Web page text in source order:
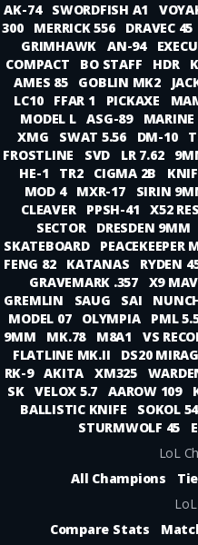
AK-74 SWORDFISH A1
300
MERRICK 556 DRAVEC 45
GRIMHAWK
AN-94
COMPACT
BO STAFF HDR
AMES 85
GOBLIN MK2
LC10
FFAR 1 PICKAXE
MODEL L ASG-89 MARINE
XMG
SWAT 5.56 DM-10
FROSTLINE
SVD LR 7.62
HE-1
TR2 CIGMA 2B
MOD 4 MXR-17 SIRIN
CLEAVER
PPSH-41 X52
SECTOR
DRESDEN 9MM
SKATEBOARD
PEACEKEEPER
FENG 82
KATANAS RYDEN
GRAVEMARK .357
X9
GREMLIN
SAUG SAI
MODEL 07
OLYMPIA PML
9MM
MK.78 M8A1 VS
FLATLINE MK.II
DS20
RK-9 AKITA XM325
SK VELOX 5.7 AAROW 109
BALLISTIC KNIFE
SOKOL
STURMWOLF 45
LoL
All Champions
Compare Stats